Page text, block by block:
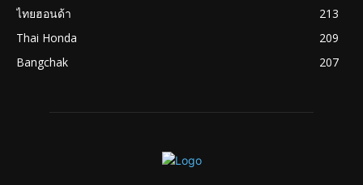
ไทยฮอนด้า
213
Thai Honda
209
Bangchak
207